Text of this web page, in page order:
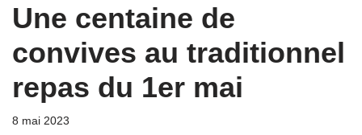
Une centaine de
convives au traditionnel
repas du 1er mai
8 mai 2023